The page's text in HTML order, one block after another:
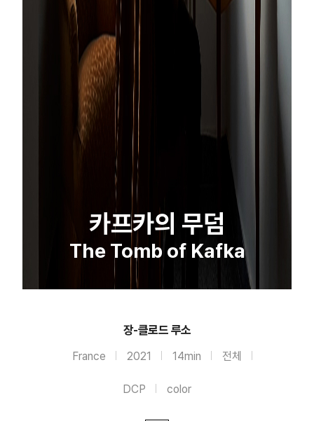
카프카의 무덤
The Tomb of Kafka
장-클로드 루소
France 2021 14min 전체
DCP color